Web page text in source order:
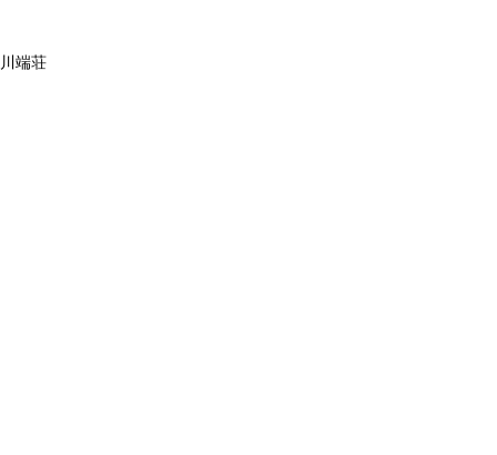
川端荘